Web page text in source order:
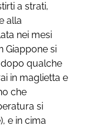
a strati,
alla
nei mesi
Giappone si
qualche
in maglietta e
che
si
e in cima